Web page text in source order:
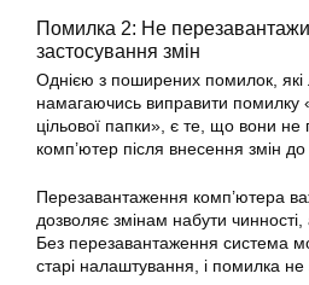
Помилка 2: Не
застосування змін
Однією з поширених помилок,
намагаючись виправити помилку
цільової папки», є те, що вони
комп’ютер після внесення змін
Перезавантаження комп’ютера
дозволяє змінам набути чинності,
Без перезавантаження система
старі налаштування, і помилка не